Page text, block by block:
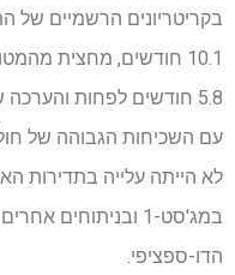
בקריטריונים הרשמיים של
10.1 חודשים, מחצית
עם השכיחות הגבוהה של
לא הייתה עלייה בתדירות
במג'סט-1
הדו-ספציפי.